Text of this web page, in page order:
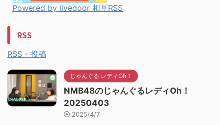
Powered by livedoor 相互RSS
RSS
RSS - 投稿
じゃんぐる レディOh！
NMB48のじゃんぐるレディOh！
20250403
2025/4/7